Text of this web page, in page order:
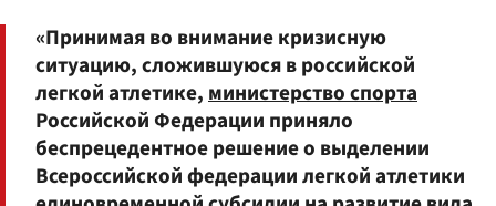
«Принимая во внимание кризисную
ситуацию, сложившуюся в российской
легкой атлетике,министерство спорта
Российской Федерации приняло
беспрецедентное решение о выделении
Всероссийской федерации легкой атлетики